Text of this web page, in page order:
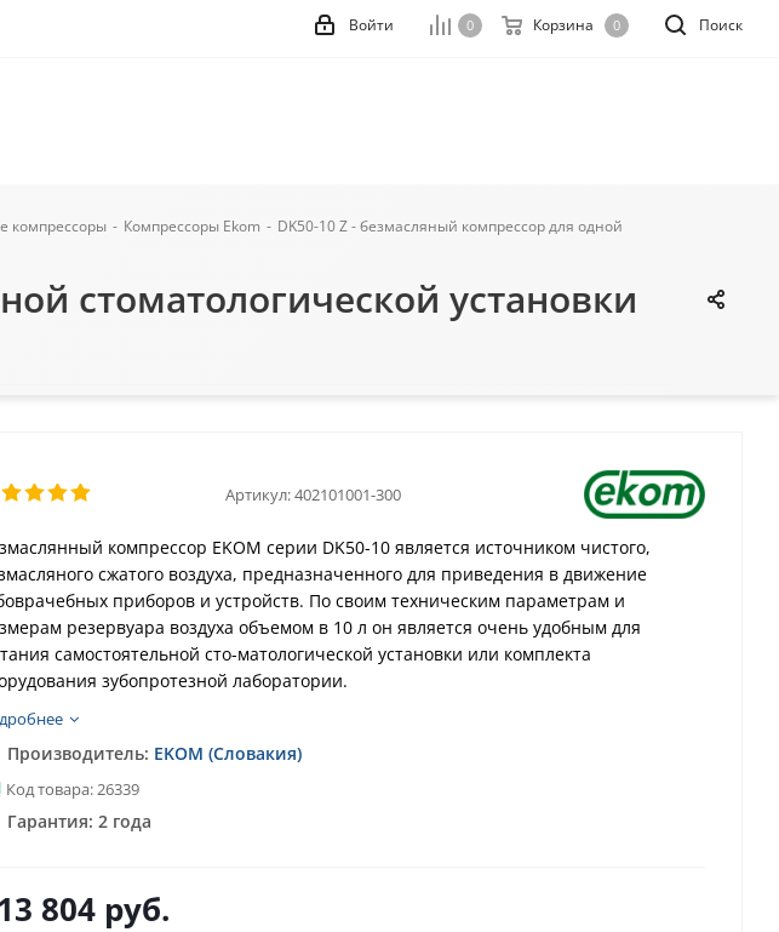
Поиск
0 Корзина 0
Войти
компрессоры - Компрессоры Ekom - DK50-10 Z - безмасляный компрессор для одной
стоматологической установки
Артикул:402101001-300
компрессор EKOM серии DK50-10 является источником чистого,
сжатого воздуха, предназначенного для приведения в движение
приборов и устройств. По своим техническим параметрам и
резервуара воздуха объемом в 10 л он является очень удобным для
самостоятельной сто-матологической установки или комплекта
зубопротезной лаборатории.
Производитель: EKOM (Словакия)
Код товара: 26339
Гарантия: 2 года
804 руб.